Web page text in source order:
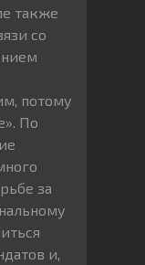
также
со
потому
По
за
и,